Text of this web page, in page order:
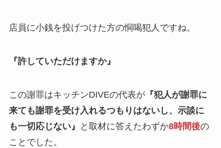
店員に小銭を投げつけた方の恫喝犯人ですね。
『許していただけますか』
この謝罪はキッチンDIVEの代表が『犯人が謝罪に
来ても謝罪を受け入れるつもりはないし、示談に
も一切応じない』
と取材に答えたわずか8時間後の
ことでした。